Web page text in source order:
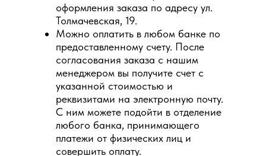
оформления заказа по адресу ул.
Толмачевская, 19.
Можно оплатить в любом банке по
предоставленному счету. После
согласования заказа с нашим
менеджером вы получите счет с
указанной стоимостью и
реквизитами на электронную почту.
С ним можете подойти в отделение
любого банка, принимающего
платежи от физических лиц и
совершить оплату.